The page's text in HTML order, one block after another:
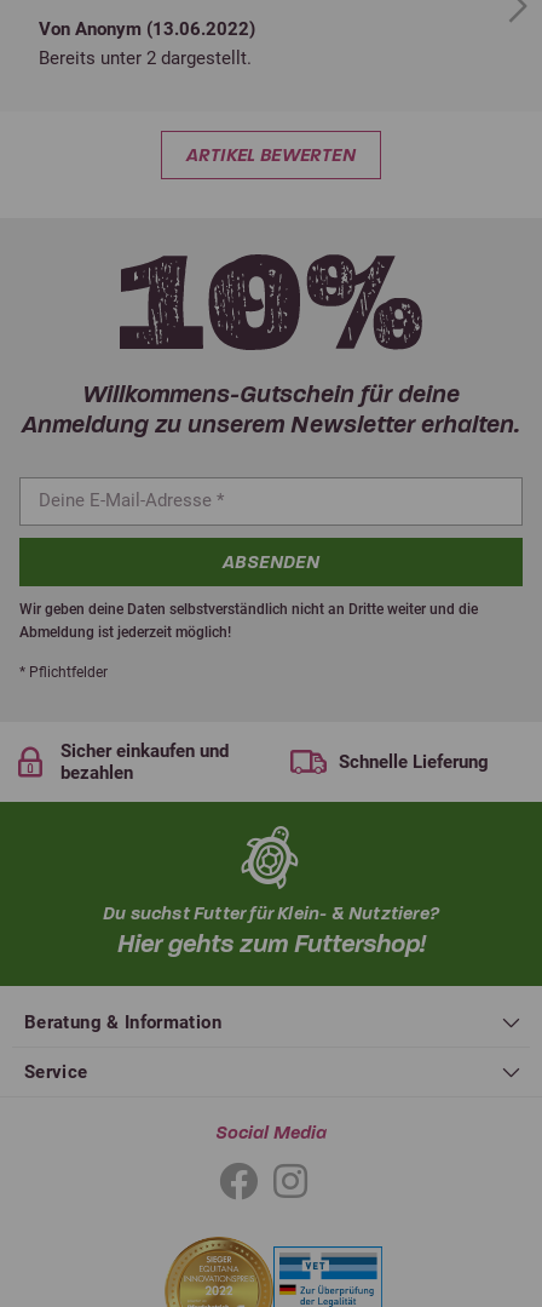
Von Anonym (13.06.2022)
Bereits unter 2 dargestellt.
Next
ARTIKEL BEWERTEN
Willkommens-Gutschein für deine
Anmeldung zu unserem Newsletter erhalten.
ABSENDEN
Wir geben deine Daten selbstverständlich nicht an Dritte weiter und die
Abmeldung ist jederzeit möglich!
* Pflichtfelder
Sicher einkaufen und
bezahlen
Schnelle Lieferung
Du suchst Futter für Klein- & Nutztiere?
Hier gehts zum Futtershop!
Beratung & Information
Service
Social Media